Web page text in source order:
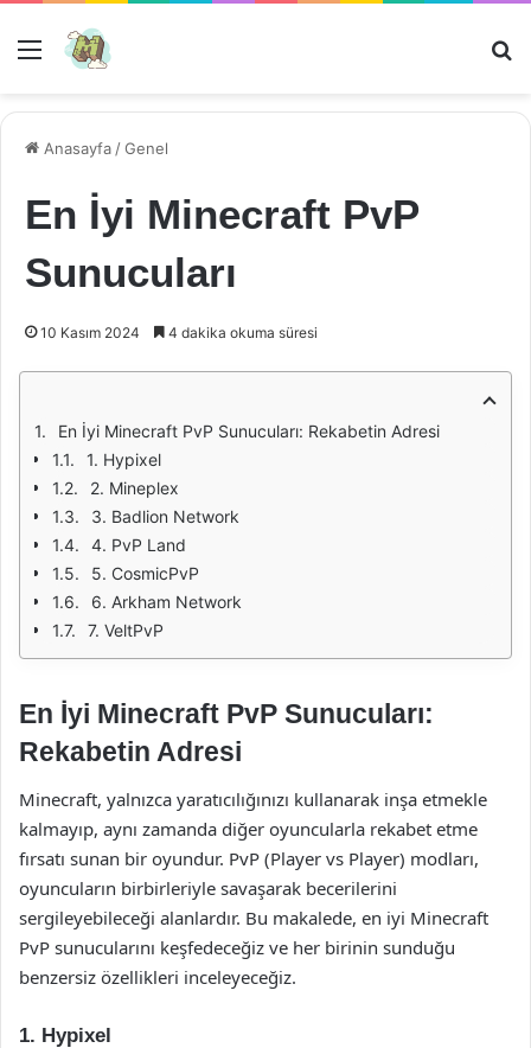
Menü
Anasayfa /Genel
En İyi Minecraft PvP
Sunucuları
10 Kasım 2024 4 dakika okuma süresi
En İyi Minecraft PvP Sunucuları: Rekabetin Adresi
1. Hypixel
2. Mineplex
3. Badlion Network
4. PvP Land
5. CosmicPvP
6. Arkham Network
7. VeltPvP
En İyi Minecraft PvP Sunucuları:
Rekabetin Adresi
Minecraft, yalnızca yaratıcılığınızı kullanarak inşa etmekle
kalmayıp, aynı zamanda diğer oyuncularla rekabet etme
fırsatı sunan bir oyundur. PvP (Player vs Player) modları,
oyuncuların birbirleriyle savaşarak becerilerini
sergileyebileceği alanlardır. Bu makalede, en iyi Minecraft
PvP sunucularını keşfedeceğiz ve her birinin sunduğu
benzersiz özellikleri inceleyeceğiz.
1. Hypixel